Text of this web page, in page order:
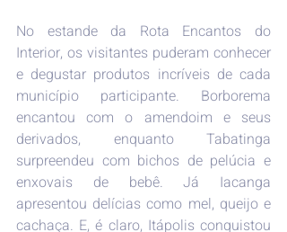
No estande da Rota Encantos do
Interior, os visitantes puderam conhecer
e degustar produtos incríveis de cada
município participante. Borborema
encantou com o amendoim e seus
derivados, enquanto Tabatinga
surpreendeu com bichos de pelúcia e
enxovais de bebê. Já Iacanga
apresentou delícias como mel, queijo e
cachaça. E, é claro, Itápolis conquistou